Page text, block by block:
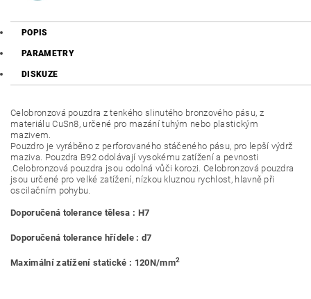
POPIS
PARAMETRY
DISKUZE
Celobronzová pouzdra z tenkého slinutého bronzového pásu, z
materiálu CuSn8, určené pro mazání tuhým nebo plastickým
mazivem.
Pouzdro je vyráběno z perforovaného stáčeného pásu, pro lepší výdrž
maziva. Pouzdra B92 odolávají vysokému zatížení a pevnosti
.Celobronzová pouzdra jsou odolná vůči korozi. Celobronzová pouzdra
jsou určené pro velké zatížení, nízkou kluznou rychlost, hlavně při
oscilačním pohybu.
Doporučená tolerance tělesa : H7
Doporučená tolerance hřídele : d7
Maximální zatížení statické : 120N/mm2